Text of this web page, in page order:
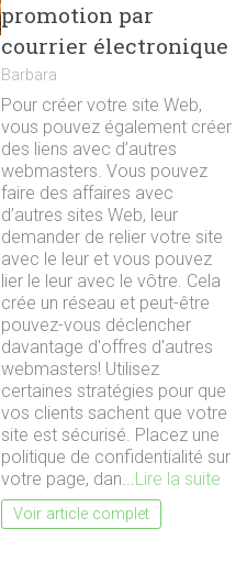
promotion par
courrier électronique
Barbara
Pour créer votre site Web,
vous pouvez également créer
des liens avec d’autres
webmasters. Vous pouvez
faire des affaires avec
d’autres sites Web, leur
demander de relier votre site
avec le leur et vous pouvez
lier le leur avec le vôtre. Cela
crée un réseau et peut-être
pouvez-vous déclencher
davantage d'offres d'autres
webmasters! Utilisez
certaines stratégies pour que
vos clients sachent que votre
site est sécurisé. Placez une
politique de confidentialité sur
votre page, dan... Lire la suite
Voir article complet